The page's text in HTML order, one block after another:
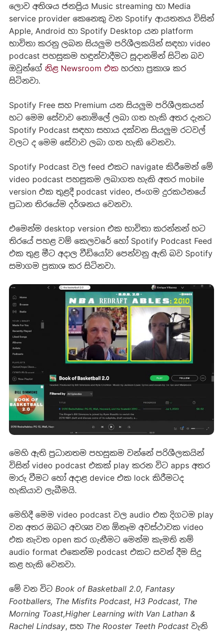
ලොව අතිශය ජනප්‍රිය Music streaming හා Media
service provider කෙනෙකු වන Spotify ආයතනය විසින්
Apple, Android හා Spotify Desktop යන platform
භාවිතා කරනු ලබන සියලුම පරිශීලකයින් සඳහා video
podcast පහසුකම හඳුන්වාදීමට සූදානමින් සිටින බව
ඔවුන්ගේ නිළ Newsroom එකහරහා ප්‍රකාශ කර
සිටිනවා.
Spotify Free සහ Premium යන සියලුම පරිශීලකයන්
හට මෙම සේවාව නොමිලේ ලබා ගත හැකි අතර දැනට
Spotify Podcast සඳහා සහාය දක්වන සියලුම රටවල්
වලට ද මෙම සේවාව ලබා ගත හැකි වෙනවා.
Spotify Podcast වල feed එකට navigate කිරීමෙන් මේ
video podcast පහසුකම ලබාගත හැකි අතර mobile
version එක තුළදී podcast video, ජංගම දුරකථනයේ
ප්‍රධාන තිරයේම දර්ශනය වෙනවා.
එමෙන්ම desktop version එක භාවිතා කරන්නන් හට
තිරයේ පහළ වම් කෙලවරේ හෝ Spotify Podcast Feed
එක තුළ මීට අදාල වීඩියෝව පෙන්වනු ඇති බව Spotify
සමාගම ප්‍රකාශ කර සිටිනවා.
මෙහි ඇති ප්‍රධානතම පහසුකම වන්නේ පරිශීලකයින්
විසින් video podcast එකක් play කරන විට apps අතර
මාරු වීමට හෝ අදාළ device එක lock කිරීමටද
හැකියාව ලැබීමයි.
මෙහිදී මෙම video podcast වල audio එක දිගටම play
වන අතර ඔබට අවශ්‍ය වන ඕනෑම අවස්ථාවක video
එක නැවත open කර ගැනීමට මෙන්ම කැමති නම්
audio format එකෙන්ම podcast එකට සවන් දීම සිදු
කළ හැකි වෙනවා.
මේ වන විට Book of Basketball 2.0, Fantasy
Footballers, The Misfits Podcast, H3 Podcast, The
Morning Toast,Higher Learning with Van Lathan &
Rachel Lindsay, සහ The Rooster Teeth Podcastවැනි